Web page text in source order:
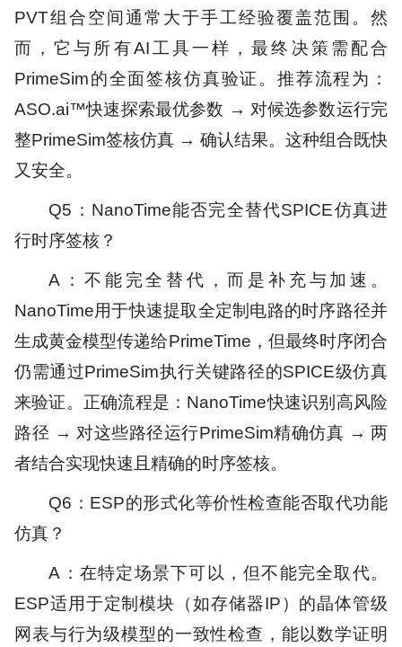
PVT组合空间通常大于手工经验覆盖范围。然
而，它与所有AI工具一样，最终决策需配合
PrimeSim的全面签核仿真验证。推荐流程为：
ASO.ai™快速探索最优参数 → 对候选参数运行完
整PrimeSim签核仿真 → 确认结果。这种组合既快
又安全。
Q5：NanoTime能否完全替代SPICE仿真进
行时序签核？
A：不能完全替代，而是补充与加速。
NanoTime用于快速提取全定制电路的时序路径并
生成黄金模型传递给PrimeTime，但最终时序闭合
仍需通过PrimeSim执行关键路径的SPICE级仿真
来验证。正确流程是：NanoTime快速识别高风险
路径 → 对这些路径运行PrimeSim精确仿真 → 两
者结合实现快速且精确的时序签核。
Q6：ESP的形式化等价性检查能否取代功能
仿真？
A：在特定场景下可以，但不能完全取代。
ESP适用于定制模块（如存储器IP）的晶体管级
网表与行为级模型的一致性检查，能以数学证明